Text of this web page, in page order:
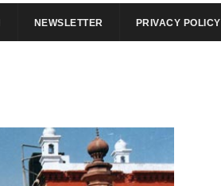
NEWSLETTER PRIVACY POLICY